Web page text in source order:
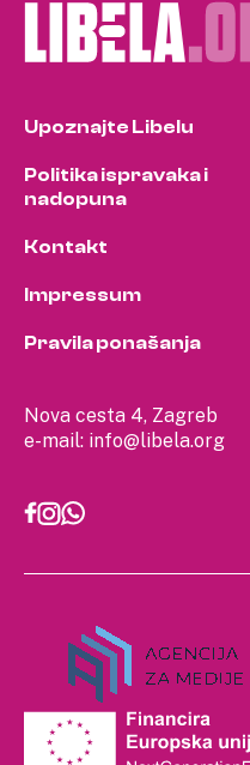
Nova cesta 4, Zagreb
e-mail: info@libela.org
Upoznajte Libelu
Politika ispravaka i
nadopuna
Kontakt
Impressum
Pravila ponašanja